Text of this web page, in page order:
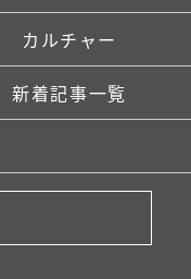
カルチャー
新着記事一覧